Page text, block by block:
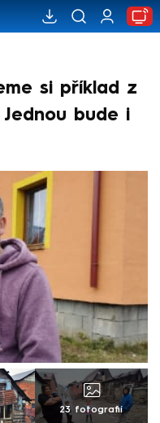
si příklad z
Jednou bude i
23 fotografií